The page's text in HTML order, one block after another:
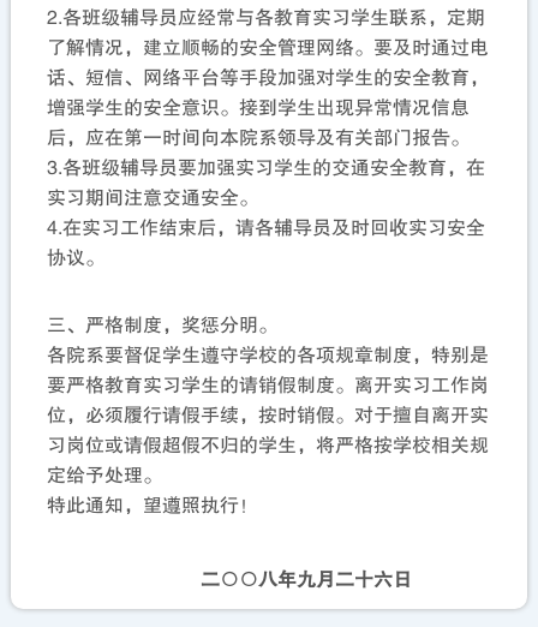
2.各班级辅导员应经常与各教育实习学生联系，定期
了解情况，建立顺畅的安全管理网络。要及时通过电
话、短信、网络平台等手段加强对学生的安全教育，
增强学生的安全意识。接到学生出现异常情况信息
后，应在第一时间向本院系领导及有关部门报告。
3.各班级辅导员要加强实习学生的交通安全教育，在
实习期间注意交通安全。
4.在实习工作结束后，请各辅导员及时回收实习安全
协议。
三、严格制度，奖惩分明。
各院系要督促学生遵守学校的各项规章制度，特别是
要严格教育实习学生的请销假制度。离开实习工作岗
位，必须履行请假手续，按时销假。对于擅自离开实
习岗位或请假超假不归的学生，将严格按学校相关规
定给予处理。
特此通知，望遵照执行！
二○○八年九月二十六日